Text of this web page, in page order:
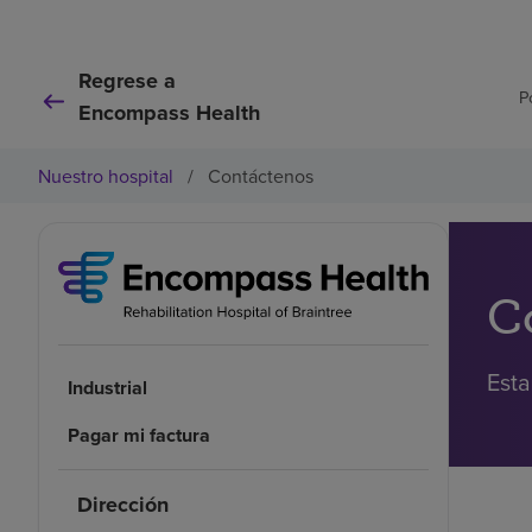
Regrese a
Encompass Health
Nuestro hospital / Contáctenos
Industrial
Pagar mi factura
Dirección